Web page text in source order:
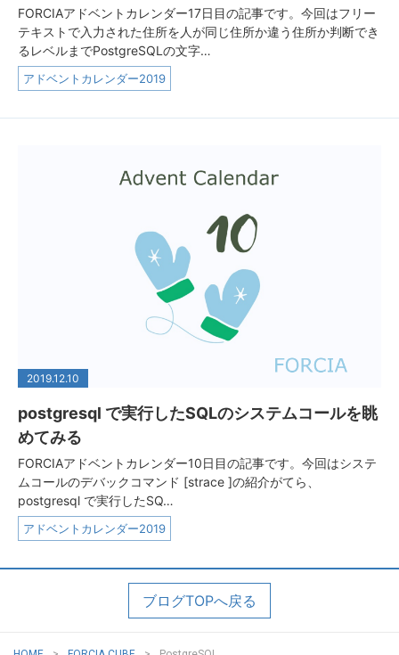
FORCIAアドベントカレンダー17日目の記事です。今回はフリー
テキストで入力された住所を人が同じ住所か違う住所か判断でき
るレベルまでPostgreSQLの文字…
アドベントカレンダー2019
2019.12.10
postgresql で実行したSQLのシステムコールを眺
めてみる
FORCIAアドベントカレンダー10日目の記事です。今回はシステ
ムコールのデバックコマンド [strace ]の紹介がてら、
postgresql で実行したSQ…
アドベントカレンダー2019
ブログTOPへ戻る